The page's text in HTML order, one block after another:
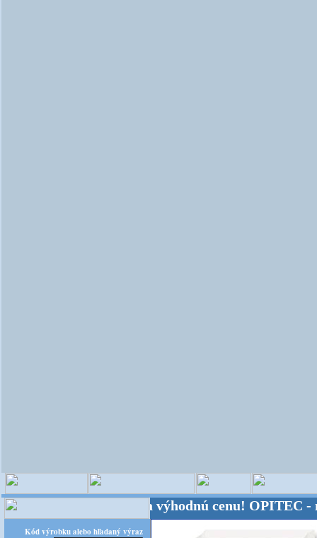
Kód výrobku alebo hľadaný výraz
- Kvalita za výhodnú cenu! OPITEC -